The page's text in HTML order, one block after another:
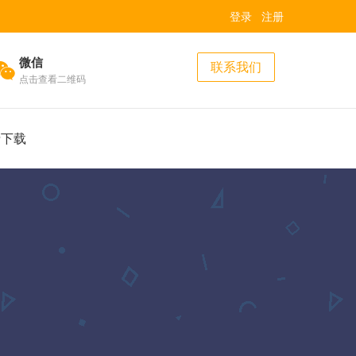
登录 注册
微信
点击查看二维码
联系我们
载